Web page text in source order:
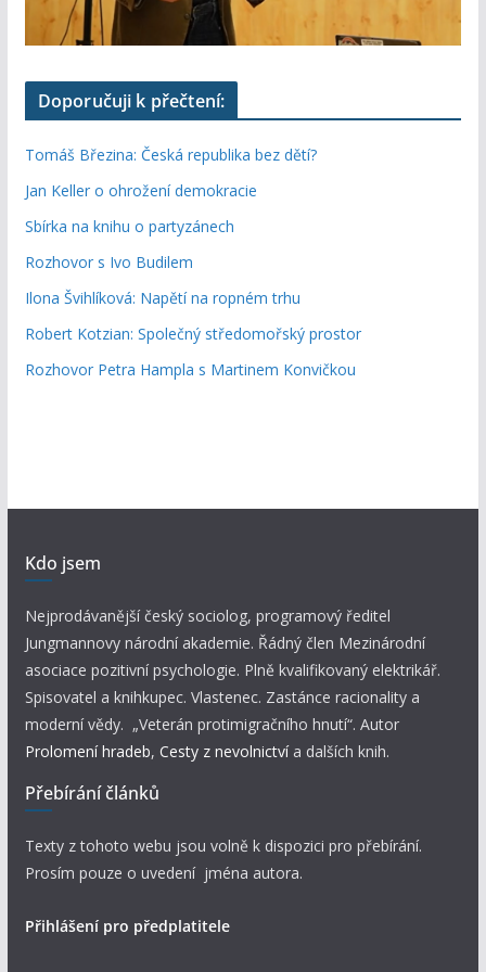
Doporučuji k přečtení:
Tomáš Březina: Česká republika bez dětí?
Jan Keller o ohrožení demokracie
Sbírka na knihu o partyzánech
Rozhovor s Ivo Budilem
Ilona Švihlíková: Napětí na ropném trhu
Robert Kotzian: Společný středomořský prostor
Rozhovor Petra Hampla s Martinem Konvičkou
Kdo jsem
Nejprodávanější český sociolog, programový ředitel
Jungmannovy národní akademie. Řádný člen Mezinárodní
asociace pozitivní psychologie. Plně kvalifikovaný elektrikář.
Spisovatel a knihkupec. Vlastenec. Zastánce racionality a
moderní vědy. „Veterán protimigračního hnutí“. Autor
Prolomení hradeb, Cesty z nevolnictví a dalších knih.
Přebírání článků
Texty z tohoto webu jsou volně k dispozici pro přebírání.
Prosím pouze o uvedení jména autora.
Přihlášení pro předplatitele